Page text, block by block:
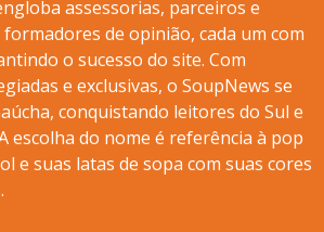
assessorias, parceiros e
de opinião, cada um com
o sucesso do site. Com
e exclusivas, o SoupNews se
conquistando leitores do Sul e
escolha do nome é referência à pop
e suas latas de sopa com suas cores